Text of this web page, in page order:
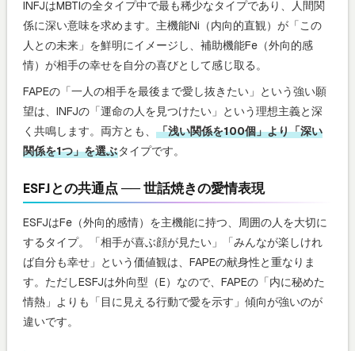
INFJはMBTIの全タイプ中で最も稀少なタイプであり、人間関
係に深い意味を求めます。主機能Ni（内向的直観）が「この
人との未来」を鮮明にイメージし、補助機能Fe（外向的感
情）が相手の幸せを自分の喜びとして感じ取る。
FAPEの「一人の相手を最後まで愛し抜きたい」という強い願
望は、INFJの「運命の人を見つけたい」という理想主義と深
く共鳴します。両方とも、 「浅い関係を100個」より「深い
関係を1つ」を選ぶタイプです。
ESFJとの共通点 ── 世話焼きの愛情表現
ESFJはFe（外向的感情）を主機能に持つ、周囲の人を大切に
するタイプ。「相手が喜ぶ顔が見たい」「みんなが楽しけれ
ば自分も幸せ」という価値観は、FAPEの献身性と重なりま
す。ただしESFJは外向型（E）なので、FAPEの「内に秘めた
情熱」よりも「目に見える行動で愛を示す」傾向が強いのが
違いです。